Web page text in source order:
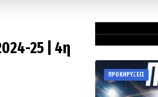
25 | 4η
ΠΡΟΚΗΡΥΞΕΙΣ